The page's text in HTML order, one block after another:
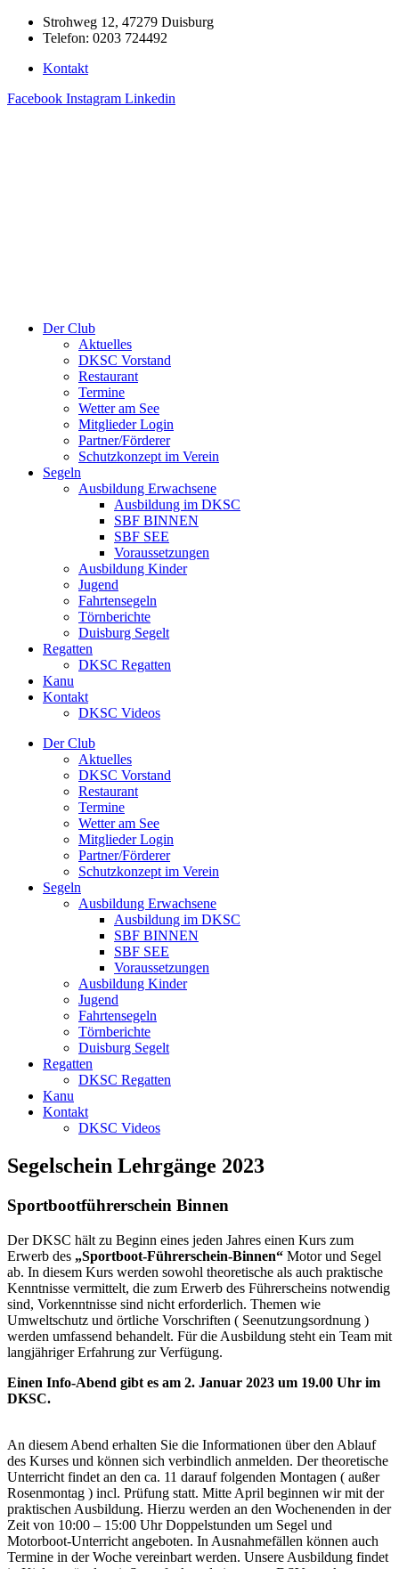
Zum
Inhalt
Strohweg 12, 47279 Duisburg
Telefon: 0203 724492
Kontakt
Facebook Instagram Linkedin
Der Club
Aktuelles
DKSC Vorstand
Restaurant
Termine
Wetter am See
Mitglieder Login
Partner/Förderer
Schutzkonzept im Verein
Segeln
Ausbildung Erwachsene
Ausbildung im DKSC
SBF BINNEN
SBF SEE
Voraussetzungen
Ausbildung Kinder
Jugend
Fahrtensegeln
Törnberichte
Duisburg Segelt
Regatten
DKSC Regatten
Kanu
Kontakt
DKSC Videos
Der Club
Aktuelles
DKSC Vorstand
Restaurant
Termine
Wetter am See
Mitglieder Login
Partner/Förderer
Schutzkonzept im Verein
Segeln
Ausbildung Erwachsene
Ausbildung im DKSC
SBF BINNEN
SBF SEE
Voraussetzungen
Ausbildung Kinder
Jugend
Fahrtensegeln
Törnberichte
Duisburg Segelt
Regatten
DKSC Regatten
Kanu
Kontakt
DKSC Videos
Segelschein Lehrgänge 2023
Sportbootführerschein Binnen
Der DKSC hält zu Beginn eines jeden Jahres einen Kurs zum
Erwerb des „Sportboot-Führerschein-Binnen“ Motor und Segel
ab. In diesem Kurs werden sowohl theoretische als auch praktische
Kenntnisse vermittelt, die zum Erwerb des Führerscheins notwendig
sind, Vorkenntnisse sind nicht erforderlich. Themen wie
Umweltschutz und örtliche Vorschriften ( Seenutzungsordnung )
werden umfassend behandelt. Für die Ausbildung steht ein Team mit
langjähriger Erfahrung zur Verfügung.
Einen Info-Abend gibt es am 2. Januar 2023 um 19.00 Uhr im
DKSC.
An diesem Abend erhalten Sie die Informationen über den Ablauf
des Kurses und können sich verbindlich anmelden. Der theoretische
Unterricht findet an den ca. 11 darauf folgenden Montagen ( außer
Rosenmontag ) incl. Prüfung statt. Mitte April beginnen wir mit der
praktischen Ausbildung. Hierzu werden an den Wochenenden in der
Zeit von 10:00 – 15:00 Uhr Doppelstunden um Segel und
Motorboot-Unterricht angeboten. In Ausnahmefällen können auch
Termine in der Woche vereinbart werden. Unsere Ausbildung findet